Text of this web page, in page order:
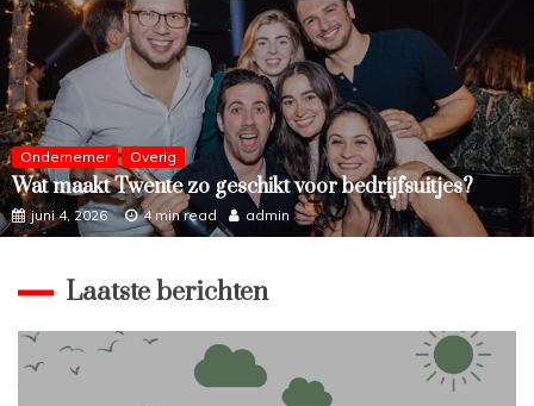
Ondernemer Overig
Wat maakt Twente zo geschikt voor bedrijfsuitjes?
juni 4, 2026 4 min read admin
Laatste berichten